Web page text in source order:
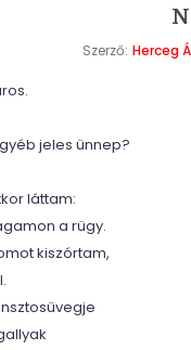
Szerző: Herceg
jeles ünnep?
láttam:
a rügy.
kiszórtam,